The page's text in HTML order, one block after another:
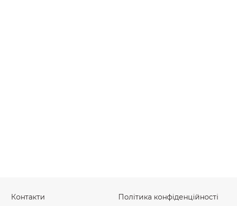
Контакти Політика конфіденційності